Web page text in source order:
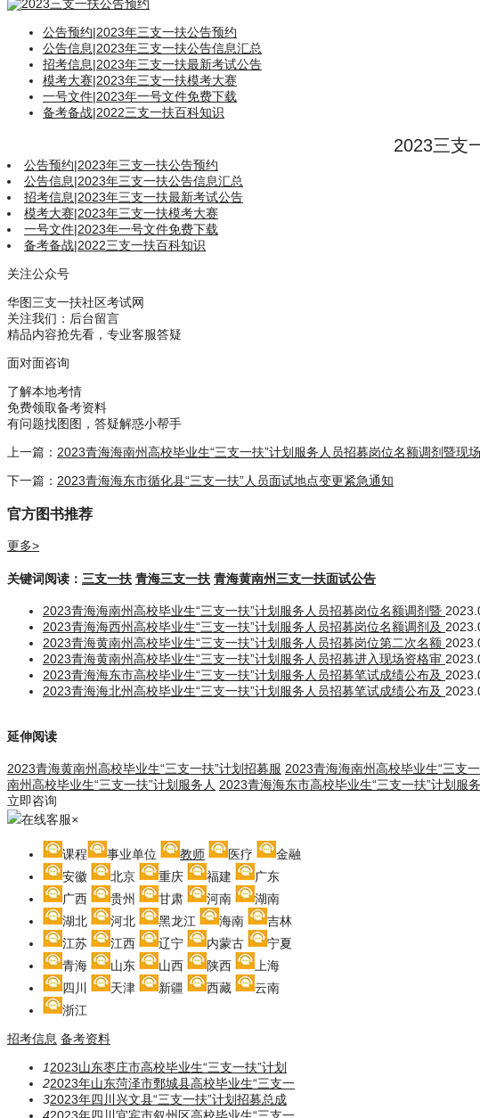
公告预约|2023年三支一扶公告预约
公告信息|2023年三支一扶公告信息汇总
招考信息|2023年三支一扶最新考试公告
模考大赛|2023年三支一扶模考大赛
一号文件|2023年一号文件免费下载
备考备战|2022三支一扶百科知识
2023三支
公告预约|2023年三支一扶公告预约
公告信息|2023年三支一扶公告信息汇总
招考信息|2023年三支一扶最新考试公告
模考大赛|2023年三支一扶模考大赛
一号文件|2023年一号文件免费下载
备考备战|2022三支一扶百科知识
关注公众号
华图三支一扶社区考试网
关注我们：后台留言
精品内容抢先看，专业客服答疑
面对面咨询
了解本地考情
免费领取备考资料
有问题找图图，答疑解惑小帮手
上一篇： 2023青海海南州高校毕业生“三支一扶”计划服务人员招募岗位名额调剂暨现
下一篇： 2023青海海东市循化县“三支一扶”人员面试地点变更紧急通知
官方图书推荐
更多>
关键词阅读： 三支一扶 青海三支一扶 青海黄南州三支一扶面试公告
2023青海海南州高校毕业生“三支一扶”计划服务人员招募岗位名额调剂暨
2023青海海西州高校毕业生“三支一扶”计划服务人员招募岗位名额调剂及
2023青海黄南州高校毕业生“三支一扶”计划服务人员招募岗位第二次名额
2023青海黄南州高校毕业生“三支一扶”计划服务人员招募进入现场资格审
2023青海海东市高校毕业生“三支一扶”计划服务人员招募笔试成绩公布及
2023青海海北州高校毕业生“三支一扶”计划服务人员招募笔试成绩公布及
延伸阅读
2023青海黄南州高校毕业生“三支一扶”计划招募服 2023青海海南州高校毕业生“三支
南州高校毕业生“三支一扶”计划服务人 2023青海海东市高校毕业生“三支一扶”计划服
立即咨询
在线客服×
课程 事业单位 教师 医疗
金融
安徽
北京 重庆 福建
广东
广西
贵州 甘肃 河南
湖南
湖北
河北 黑龙江 海南
吉林
江苏
江西 辽宁 内蒙古
宁夏
青海
山东 山西 陕西
上海
四川
天津 新疆 西藏
云南
浙江
招考信息 备考资料
12023山东枣庄市高校毕业生“三支一扶”计划
22023年山东菏泽市鄄城县高校毕业生“三支一
32023年四川兴文县“三支一扶”计划招募总成